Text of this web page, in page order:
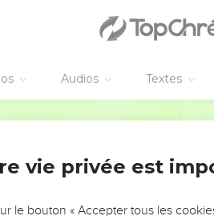
Audios Textes
la direction de leur père dans le
lyres, et accomplissaient ainsi
formés et passés maîtres dans l’art
déterminé par tirage au sort, sans
Asaph à Joseph, de la famille
du tirage au sort, voici la
soit le chef, ses fils et des
vie privée est
le bouton « Accepter tous les